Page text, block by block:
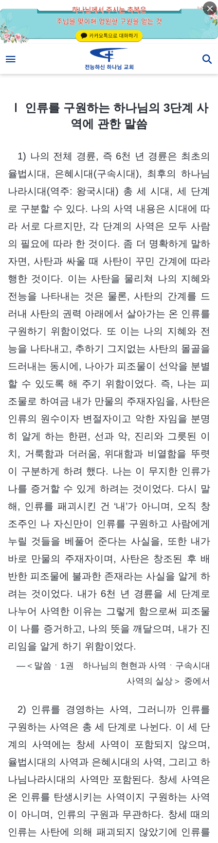
Ⅰ 인류를 구원하는 하나님의 3단계 사역에 관한 말씀
Ⅰ 인류를 구원하는 하나님의 3단계 사
역에 관한 말씀
1) 나의 전체 경륜, 즉 6천 년 경륜은 최초의
율법시대, 은혜시대(구속시대), 최후의 하나님
나라시대(역주: 왕국시대) 총 세 시대, 세 단계
로 구분할 수 있다. 나의 사역 내용은 시대에 따
라 서로 다르지만, 각 단계의 사역은 모두 사람
의 필요에 따라 한 것이다. 좀 더 명확하게 말하
자면, 사탄과 싸울 때 사탄이 꾸민 간계에 따라
행한 것이다. 이는 사탄을 물리쳐 나의 지혜와
전능을 나타내는 것은 물론, 사탄의 간계를 드
러내 사탄의 권력 아래에서 살아가는 온 인류를
구원하기 위함이었다. 또 이는 나의 지혜와 전
능을 나타내고, 추하기 그지없는 사탄의 몰골을
드러내는 동시에, 나아가 피조물이 선악을 분별
할 수 있도록 해 주기 위함이었다. 즉, 나는 피
조물로 하여금 내가 만물의 주재자임을, 사탄은
인류의 원수이자 변절자이고 악한 자임을 분명
히 알게 하는 한편, 선과 악, 진리와 그릇된 이
치, 거룩함과 더러움, 위대함과 비열함을 뚜렷
이 구분하게 하려 했다. 나는 이 무지한 인류가
나를 증거할 수 있게 하려는 것이었다. 다시 말
해, 인류를 패괴시킨 건 ‘내’가 아니며, 오직 창
조주인 나 자신만이 인류를 구원하고 사람에게
누릴 것들을 베풀어 준다는 사실을, 또한 내가
바로 만물의 주재자이며, 사탄은 창조된 후 배
반한 피조물에 불과한 존재라는 사실을 알게 하
려는 것이었다. 내가 6천 년 경륜을 세 단계로
나누어 사역한 이유는 그렇게 함으로써 피조물
이 나를 증거하고, 나의 뜻을 깨달으며, 내가 진
리임을 알게 하기 위함이었다.
―＜말씀ㆍ1권 하나님의 현현과 사역ㆍ구속시대
사역의 실상＞ 중에서
2) 인류를 경영하는 사역, 그러니까 인류를
구원하는 사역은 총 세 단계로 나뉜다. 이 세 단
계의 사역에는 창세 사역이 포함되지 않으며,
율법시대의 사역과 은혜시대의 사역, 그리고 하
나님나라시대의 사역만 포함된다. 창세 사역은
온 인류를 탄생시키는 사역이지 구원하는 사역
이 아니며, 인류의 구원과 무관하다. 창세 때의
인류는 사탄에 의해 패괴되지 않았기에 인류를